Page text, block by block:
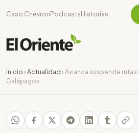
Caso Chevron Podcasts Historias
Inicio › Actualidad › Avianca suspende rutas
Galápagos